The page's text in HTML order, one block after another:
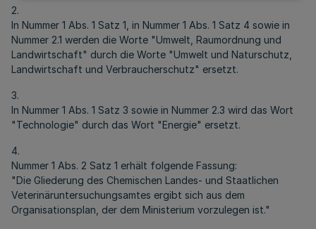
2.
In Nummer 1 Abs. 1 Satz 1, in Nummer 1 Abs. 1 Satz 4 sowie in
Nummer 2.1 werden die Worte "Umwelt, Raumordnung und
Landwirtschaft" durch die Worte "Umwelt und Naturschutz,
Landwirtschaft und Verbraucherschutz" ersetzt.
3.
In Nummer 1 Abs. 1 Satz 3 sowie in Nummer 2.3 wird das Wort
"Technologie" durch das Wort "Energie" ersetzt.
4.
Nummer 1 Abs. 2 Satz 1 erhält folgende Fassung:
"Die Gliederung des Chemischen Landes- und Staatlichen
Veterinäruntersuchungsamtes ergibt sich aus dem
Organisationsplan, der dem Ministerium vorzulegen ist."